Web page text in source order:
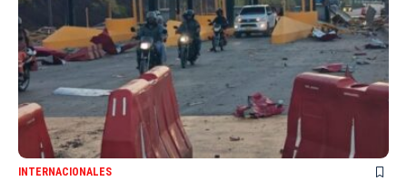
INTERNACIONALES